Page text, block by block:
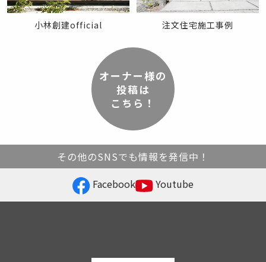
小林創建official 注文住宅施工事例
オーナー様の
投稿は
こちら！
その他のSNSでも情報を発信中！
Facebook
Youtube